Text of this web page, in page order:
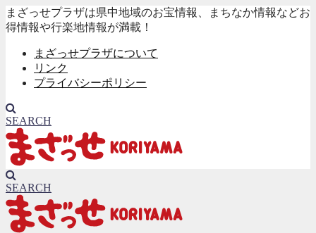
まざっせプラザは県中地域のお宝情報、まちなか情報などお
得情報や行楽地情報が満載！
まざっせプラザについて
リンク
プライバシーポリシー
SEARCH
SEARCH